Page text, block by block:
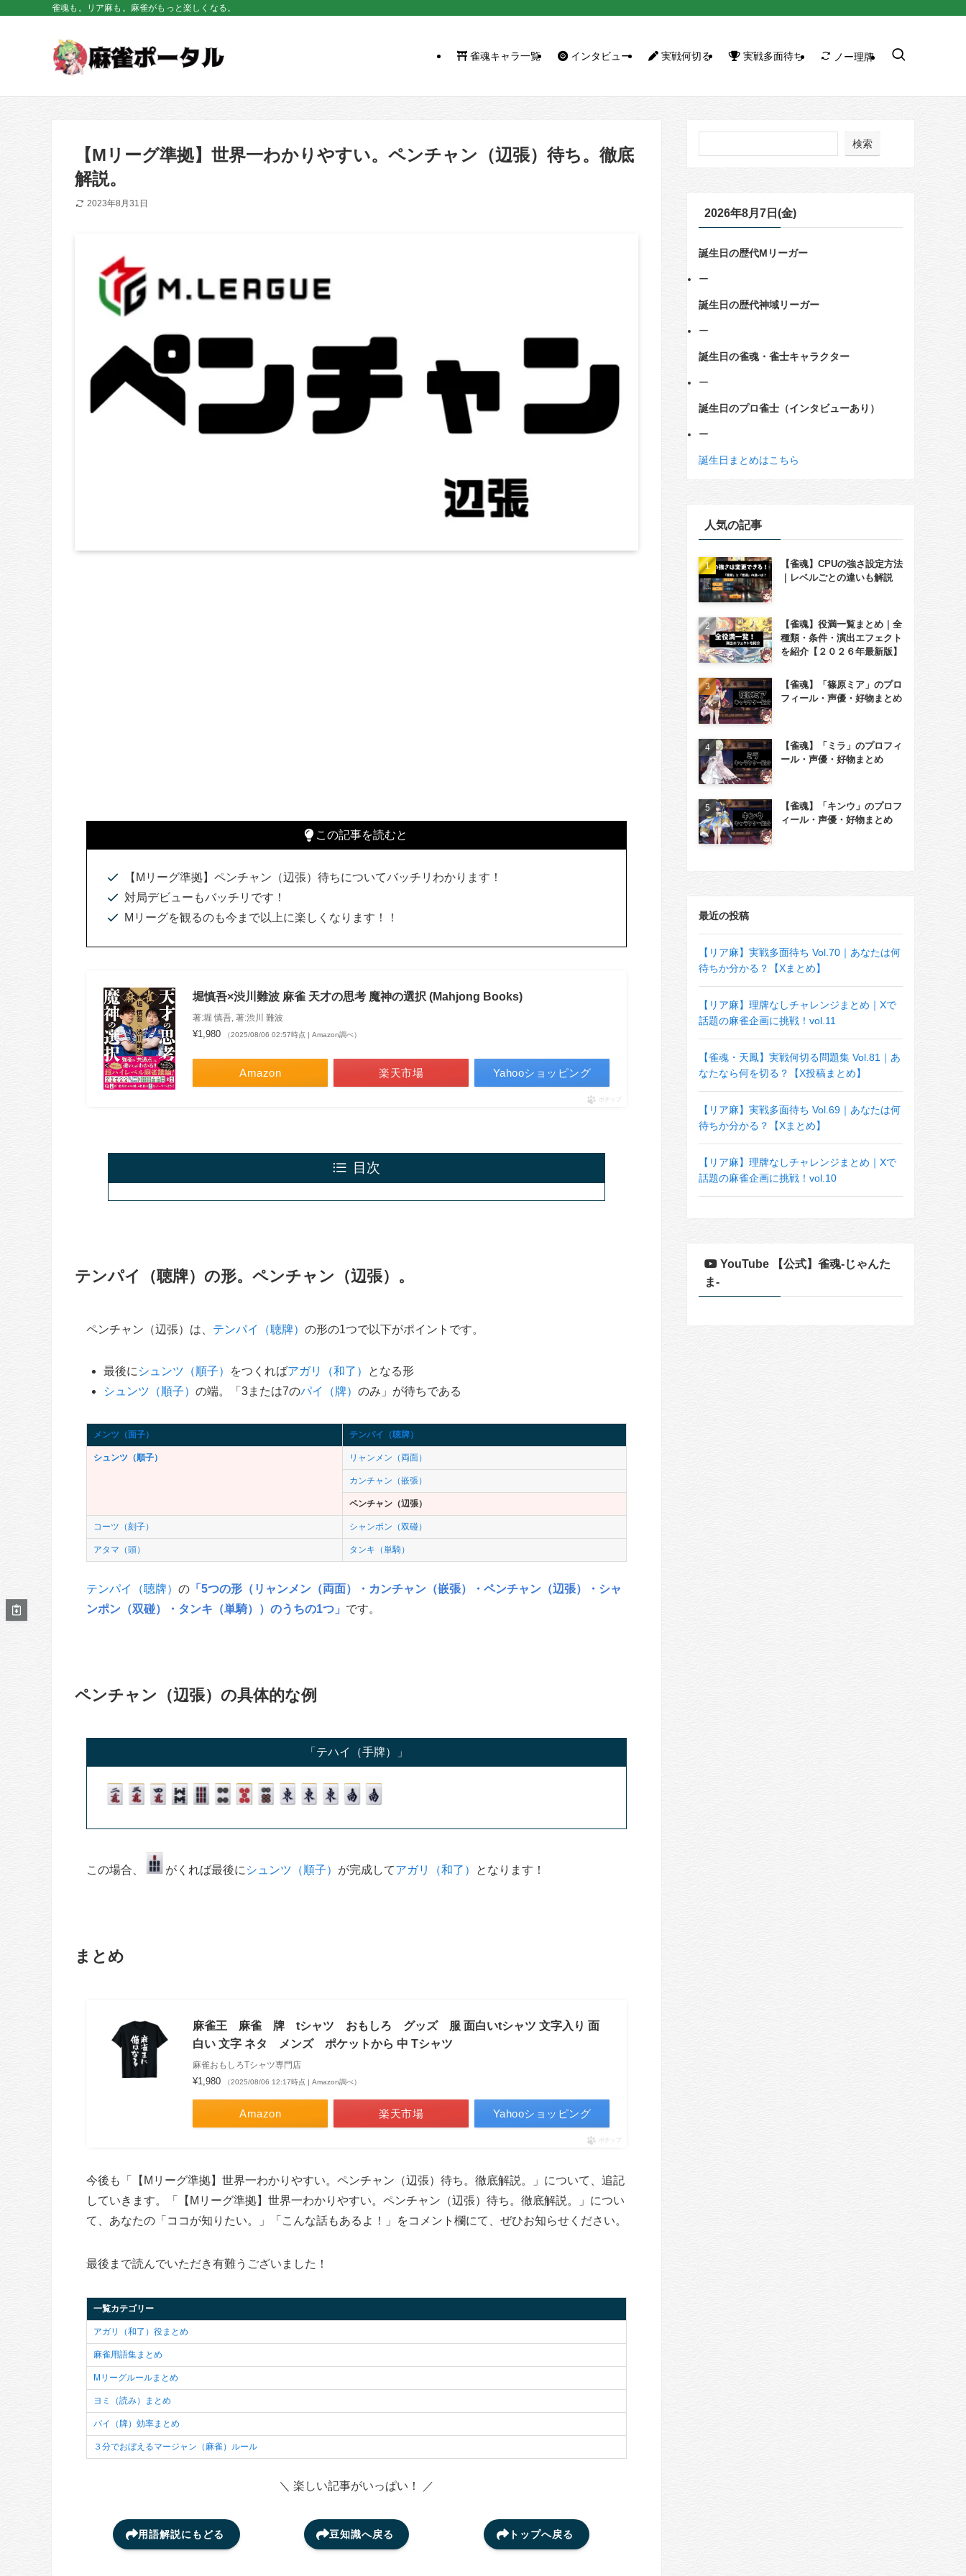
雀魂も。リア麻も。麻雀がもっと楽しくなる。
雀魂キャラ一覧 インタビュー 実戦何切る 実戦多面待ち ノー理牌
【Mリーグ準拠】世界一わかりやすい。ペンチャン（辺張）待ち。徹底
解説。
2023年8月31日
この記事を読むと
【Mリーグ準拠】ペンチャン（辺張）待ちについてバッチリわかります！
対局デビューもバッチリです！
Mリーグを観るのも今まで以上に楽しくなります！！
堀慎吾×渋川難波 麻雀 天才の思考 魔神の選択 (Mahjong Books)
著:堀 慎吾, 著:渋川 難波
¥1,980 （2025/08/06 02:57時点 | Amazon調べ）
Amazon 楽天市場 Yahooショッピング
ポチップ
目次
テンパイ（聴牌）の形。ペンチャン（辺張）。
ペンチャン（辺張）は、 テンパイ（聴牌） の形の1つで以下がポイントです。
最後に シュンツ（順子） をつくればアガリ（和了）
となる形
シュンツ（順子） の端。「3または7のパイ（牌） のみ」が待ちである
メンツ（面子） テンパイ（聴牌）
シュンツ（順子） リャンメン（両面）
カンチャン（嵌張）
ペンチャン（辺張）
コーツ（刻子） シャンポン（双碰）
アタマ（頭） タンキ（単騎）
テンパイ（聴牌） の 「5つの形（ リャンメン（両面） ・ カンチャン（嵌張） ・ ペンチャン（辺張） ・ シャ
ンポン（双碰）
・ タンキ（単騎） ）のうちの1つ」 です。
ペンチャン（辺張）の具体的な例
「テハイ（手牌）」
この場合、 がくれば最後にシュンツ（順子） が完成してアガリ（和了） となります！
まとめ
麻雀王 麻雀 牌 tシャツ おもしろ グッズ 服 面白いtシャツ 文字入り 面
白い 文字 ネタ メンズ ポケットから 中 Tシャツ
麻雀おもしろTシャツ専門店
¥1,980 （2025/08/06 12:17時点 | Amazon調べ）
Amazon 楽天市場 Yahooショッピング
ポチップ
今後も「【Mリーグ準拠】世界一わかりやすい。ペンチャン（辺張）待ち。徹底解説。」について、追記
していきます。「【Mリーグ準拠】世界一わかりやすい。ペンチャン（辺張）待ち。徹底解説。」につい
て、あなたの「ココが知りたい。」「こんな話もあるよ！」をコメント欄にて、ぜひお知らせください。
最後まで読んでいただき有難うございました！
一覧カテゴリー
アガリ（和了）役まとめ
麻雀用語集まとめ
Mリーグルールまとめ
ヨミ（読み）まとめ
パイ（牌）効率まとめ
３分でおぼえるマージャン（麻雀）ルール
＼ 楽しい記事がいっぱい！ ／
用語解説にもどる 豆知識へ戻る トップへ戻る
検索
2026年8月7日(金)
誕生日の歴代Mリーガー
ー
誕生日の歴代神域リーガー
ー
誕生日の雀魂・雀士キャラクター
ー
誕生日のプロ雀士（インタビューあり）
ー
誕生日まとめはこちら
人気の記事
【雀魂】CPUの強さ設定方法
｜レベルごとの違いも解説
【雀魂】役満一覧まとめ｜全
種類・条件・演出エフェクト
を紹介【２０２６年最新版】
【雀魂】「篠原ミア」のプロ
フィール・声優・好物まとめ
【雀魂】「ミラ」のプロフィ
ール・声優・好物まとめ
【雀魂】「キンウ」のプロフ
ィール・声優・好物まとめ
最近の投稿
【リア麻】実戦多面待ち Vol.70｜あなたは何
待ちか分かる？【Xまとめ】
【リア麻】理牌なしチャレンジまとめ｜Xで
話題の麻雀企画に挑戦！vol.11
【雀魂・天鳳】実戦何切る問題集 Vol.81｜あ
なたなら何を切る？【X投稿まとめ】
【リア麻】実戦多面待ち Vol.69｜あなたは何
待ちか分かる？【Xまとめ】
【リア麻】理牌なしチャレンジまとめ｜Xで
話題の麻雀企画に挑戦！vol.10
YouTube 【公式】雀魂-じゃんた
ま-